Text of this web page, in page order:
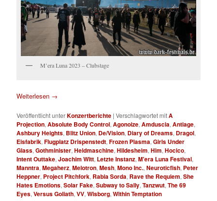
M’era Luna 2023 – Clubstage
Weiterlesen →
Veröffentlicht unterKonzertberichte |Verschlagwortet mitA
Projection,Absolute Body Control,Agonoize,Amduscia,Antiage,
Ashbury Heights, Blitz Union, De/Vision, Diary of Dreams, Dragol,
Eisfabrik,Flugplatz Drispenstedt,Frozen Plasma,Girls Under
Glass,Gothminister,Heldmaschine,Hildesheim,Him,Hocico,
Intent Outtake,Joachim Witt, Letzte Instanz,M'era Luna Festival,
Manntra,Megaherz,Melotron,Mesh,Mono Inc.,Neuroticfish, Peter
Heppner, Project Pitchfork, Rabia Sorda, Rave the Requiem,She
Hates Emotions,Solar Fake,Subway to Sally,Tanzwut,The 69
Eyes,Versus Goliath,VV,Wisborg,Within Temptation